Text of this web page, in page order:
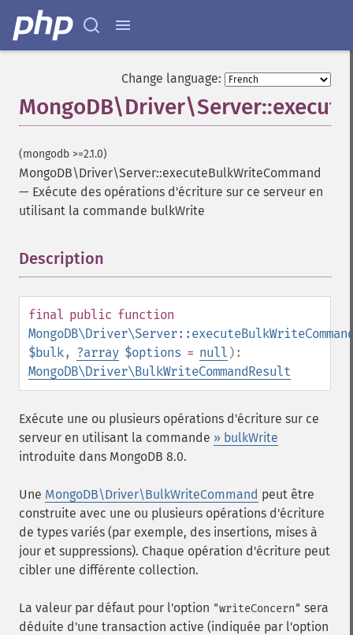
Change language:
(mongodb >=2.1.0)
MongoDB\Driver\Server::executeBulkWriteCommand
— Exécute des opérations d'écriture sur ce serveur en
utilisant la commande bulkWrite
Description
final public function
$bulk, ?array $options = null ):
MongoDB\Driver\BulkWriteCommandResult
Exécute une ou plusieurs opérations d'écriture sur ce
serveur en utilisant la commande » bulkWrite
introduite dans MongoDB 8.0.
Une MongoDB\Driver\BulkWriteCommand peut être
construite avec une ou plusieurs opérations d'écriture
de types variés (par exemple, des insertions, mises à
jour et suppressions). Chaque opération d'écriture peut
cibler une différente collection.
La valeur par défaut pour l'option "writeConcern" sera
déduite d'une transaction active (indiquée par l'option